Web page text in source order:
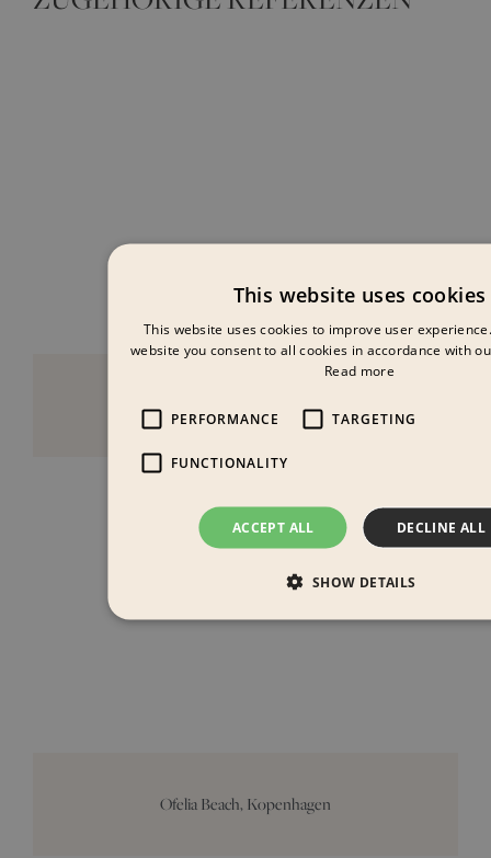
Designjunction, London
Ofelia Beach, Kopenhagen
This website uses cookies
This website uses cookies to improve user
website you consent to all cookies in accordance with
Read more
PERFORMANCE TARGETING
FUNCTIONALITY
ACCEPT ALL DECLINE ALL
SHOW DETAILS